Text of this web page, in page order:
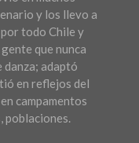
y los llevo a
todo Chile y
que nunca
adaptó
en reflejos del
campamentos
poblaciones.